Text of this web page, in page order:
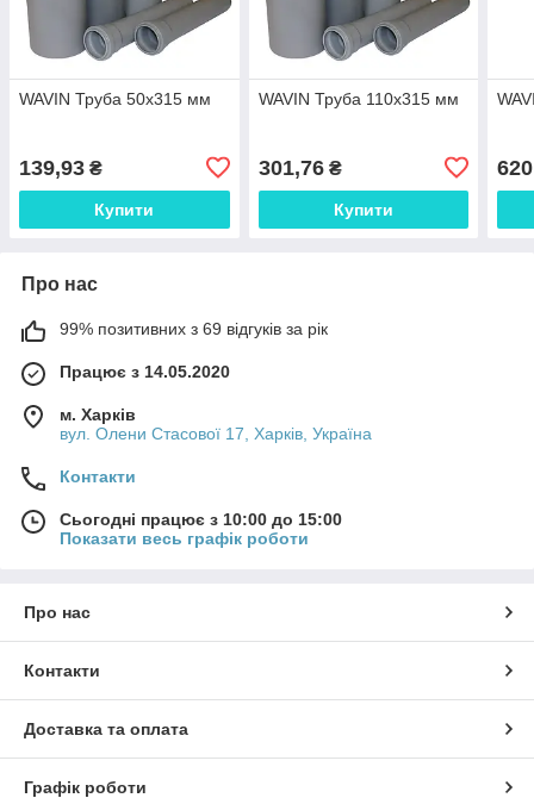
WAVIN Труба 50х315 мм
139,93 ₴
Купити
WAVIN Труба 110х315 мм
301,76₴
Купити
Про нас
99% позитивних з 69 відгуків за рік
Працює з 14.05.2020
м. Харків
вул. Олени Стасової 17, Харків, Україна
Контакти
Сьогодні працює з 10:00 до 15:00
Показати весь графік роботи
Про нас
Контакти
Доставка та оплата
Графік роботи